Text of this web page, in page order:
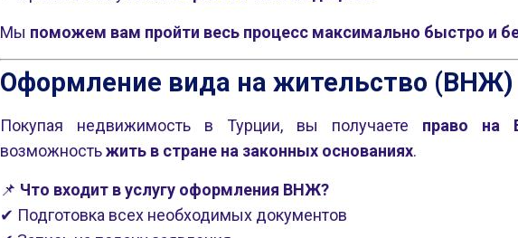
Мы поможем вам пройти весь процесс максимально быстро и
Оформление вида на жительство (ВНЖ)
Покупая недвижимость в Турции, вы получаете право на
возможностьжить в стране на законных основаниях.
📌 Что входит в услугу оформления ВНЖ?
✔ Подготовка всех необходимых документов